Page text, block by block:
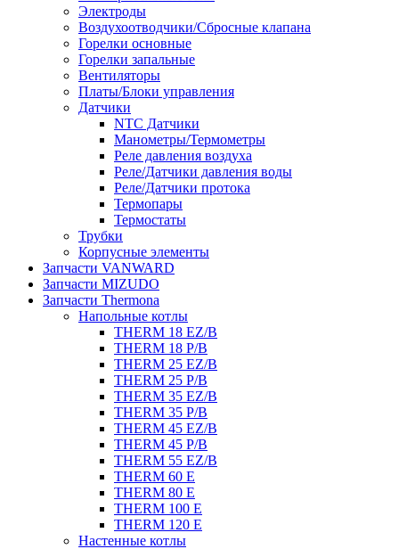
Электроды
Воздухоотводчики/Сбросные клапана
Горелки основные
Горелки запальные
Вентиляторы
Платы/Блоки управления
Датчики
NTC Датчики
Манометры/Термометры
Реле давления воздуха
Реле/Датчики давления воды
Реле/Датчики протока
Термопары
Термостаты
Трубки
Корпусные элементы
Запчасти VANWARD
Запчасти MIZUDO
Запчасти Thermona
Напольные котлы
THERM 18 EZ/B
THERM 18 P/B
THERM 25 EZ/B
THERM 25 P/B
THERM 35 EZ/B
THERM 35 P/B
THERM 45 EZ/B
THERM 45 P/B
THERM 55 EZ/B
THERM 60 E
THERM 80 E
THERM 100 E
THERM 120 E
Настенные котлы